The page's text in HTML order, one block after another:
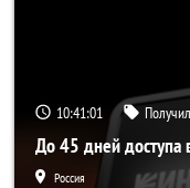
10:41:01
До 45 дней доступа
Россия